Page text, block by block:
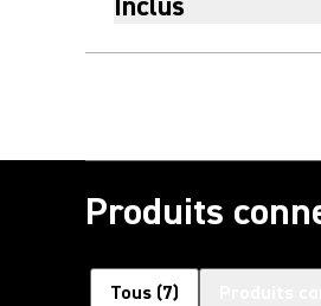
Produits
Tous (7)